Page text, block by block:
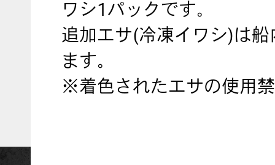
ワシ1パックです。
追加エサ(冷凍イワシ)は船
ます。
※着色されたエサの使用